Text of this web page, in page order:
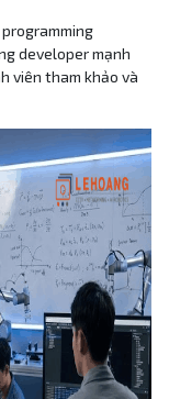
developer mạnh
viên tham khảo và